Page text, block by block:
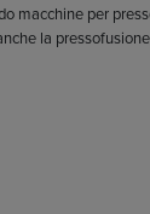
macchine per
la